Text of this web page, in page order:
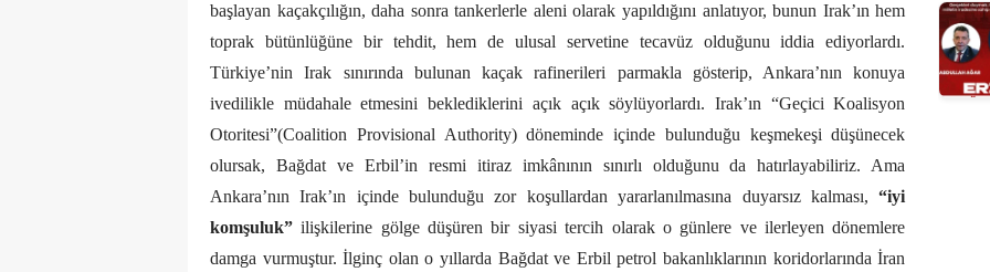
başlayan kaçakçılığın, daha sonra tankerlerle aleni olarak yapıldığını anlatıyor, bunun Irak’ın hem
toprak bütünlüğüne bir tehdit, hem de ulusal servetine tecavüz olduğunu iddia ediyorlardı.
Türkiye’nin Irak sınırında bulunan kaçak rafinerileri parmakla gösterip, Ankara’nın konuya
ivedilikle müdahale etmesini beklediklerini açık açık söylüyorlardı. Irak’ın “Geçici Koalisyon
Otoritesi”(Coalition Provisional Authority) döneminde içinde bulunduğu keşmekeşi düşünecek
olursak, Bağdat ve Erbil’in resmi itiraz imkânının sınırlı olduğunu da hatırlayabiliriz. Ama
Ankara’nın Irak’ın içinde bulunduğu zor koşullardan yararlanılmasına duyarsız kalması,“iyi
komşuluk” ilişkilerine gölge düşüren bir siyasi tercih olarak o günlere ve ilerleyen dönemlere
damga vurmuştur. İlginç olan o yıllarda Bağdat ve Erbil petrol bakanlıklarının koridorlarında İran